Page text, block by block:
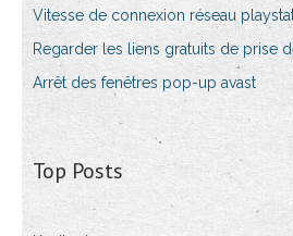
Vitesse de connexion réseau
Regarder les liens gratuits de prise
Arrêt des fenêtres pop-up avast
Top Posts